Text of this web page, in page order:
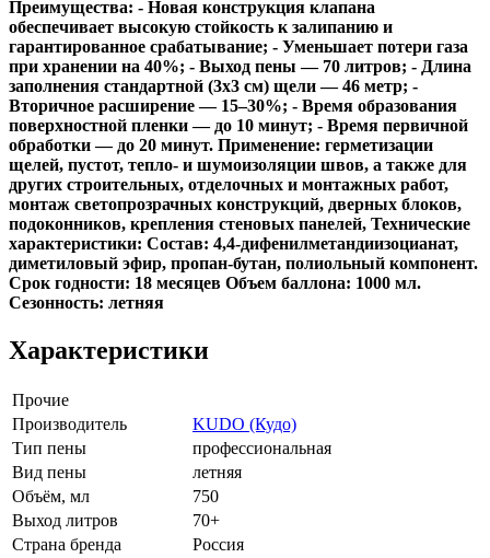
Преимущества: - Новая конструкция клапана
обеспечивает высокую стойкость к залипанию и
гарантированное срабатывание; - Уменьшает потери газа
при хранении на 40%; - Выход пены — 70 литров; - Длина
заполнения стандартной (3х3 см) щели — 46 метр; -
Вторичное расширение — 15–30%; - Время образования
поверхностной пленки — до 10 минут; - Время первичной
обработки — до 20 минут. Применение: герметизации
щелей, пустот, тепло- и шумоизоляции швов, а также для
других строительных, отделочных и монтажных работ,
монтаж светопрозрачных конструкций, дверных блоков,
подоконников, крепления стеновых панелей, Технические
характеристики: Состав: 4,4-дифенилметандиизоцианат,
диметиловый эфир, пропан-бутан, полиольный компонент.
Срок годности: 18 месяцев Объем баллона: 1000 мл.
Сезонность: летняя
Характеристики
Прочие
Производитель
KUDO (Кудо)
Тип пены
профессиональная
Вид пены
летняя
Объём, мл
750
Выход литров
70+
Страна бренда
Россия